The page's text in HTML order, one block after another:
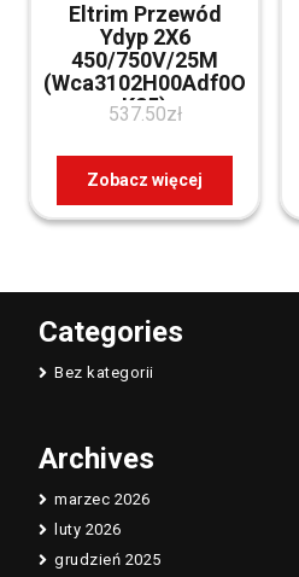
Eltrim Przewód
Ydyp 2X6
450/750V/25M
(Wca3102H00Adf0O
K25)
537.50zł
Zobacz więcej
Categories
Bez kategorii
Archives
marzec 2026
luty 2026
grudzień 2025